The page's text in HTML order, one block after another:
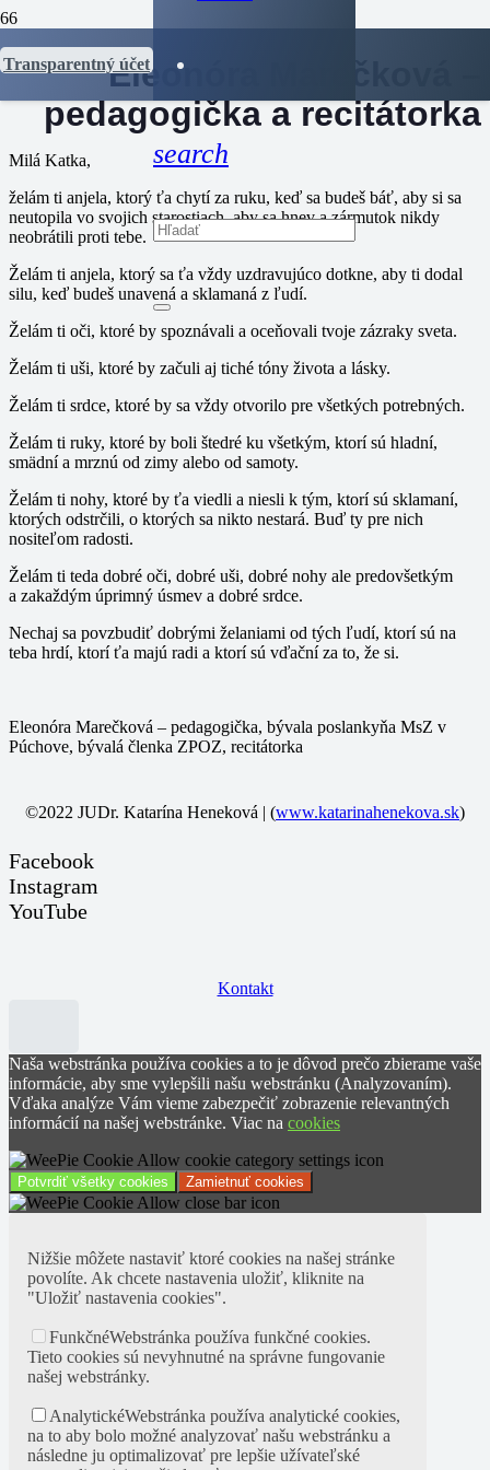
Transparentný účet
search
Eleonóra Marečková –
pedagogička a recitátorka
Milá Katka,
želám ti anjela, ktorý ťa chytí za ruku, keď sa budeš báť, aby si sa
neutopila vo svojich starostiach, aby sa hnev a zármutok nikdy
neobrátili proti tebe.
Želám ti anjela, ktorý sa ťa vždy uzdravujúco dotkne, aby ti dodal
silu, keď budeš unavená a sklamaná z ľudí.
Želám ti oči, ktoré by spoznávali a oceňovali tvoje zázraky sveta.
Želám ti uši, ktoré by začuli aj tiché tóny života a lásky.
Želám ti srdce, ktoré by sa vždy otvorilo pre všetkých potrebných.
Želám ti ruky, ktoré by boli štedré ku všetkým, ktorí sú hladní,
smädní a mrznú od zimy alebo od samoty.
Želám ti nohy, ktoré by ťa viedli a niesli k tým, ktorí sú sklamaní,
ktorých odstrčili, o ktorých sa nikto nestará. Buď ty pre nich
nositeľom radosti.
Želám ti teda dobré oči, dobré uši, dobré nohy ale predovšetkým
a zakaždým úprimný úsmev a dobré srdce.
Nechaj sa povzbudiť dobrými želaniami od tých ľudí, ktorí sú na
teba hrdí, ktorí ťa majú radi a ktorí sú vďační za to, že si.
Eleonóra Marečková – pedagogička, bývala poslankyňa MsZ v
Púchove, bývalá členka ZPOZ, recitátorka
©2022 JUDr. Katarína Heneková | (www.katarinahenekova.sk)
Facebook
Instagram
YouTube
Kontakt
Naša webstránka používa cookies a to je dôvod prečo zbierame vaše
informácie, aby sme vylepšili našu webstránku (Analyzovaním).
Vďaka analýze Vám vieme zabezpečiť zobrazenie relevantných
informácií na našej webstránke. Viac na cookies
Potvrdiť všetky cookies Zamietnuť cookies
Nižšie môžete nastaviť ktoré cookies na našej stránke
povolíte. Ak chcete nastavenia uložiť, kliknite na
"Uložiť nastavenia cookies".
FunkčnéWebstránka používa funkčné cookies.
Tieto cookies sú nevyhnutné na správne fungovanie
našej webstránky.
AnalytickéWebstránka používa analytické cookies,
na to aby bolo možné analyzovať našu webstránku a
následne ju optimalizovať pre lepšie užívateľské